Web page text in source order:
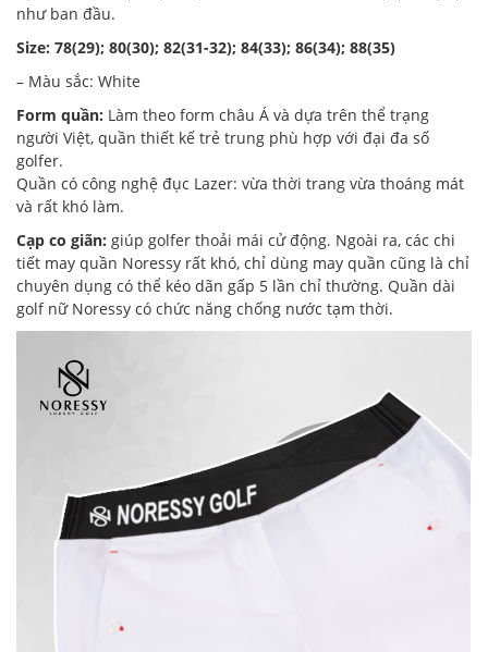
như ban đầu.
Size: 78(29); 80(30); 82(31-32); 84(33); 86(34); 88(35)
– Màu sắc: White
Form quần: Làm theo form châu Á và dựa trên thể trạng
người Việt, quần thiết kế trẻ trung phù hợp với đại đa số
golfer.
Quần có công nghệ đục Lazer: vừa thời trang vừa thoáng mát
và rất khó làm.
Cạp co giãn: giúp golfer thoải mái cử động. Ngoài ra, các chi
tiết may quần Noressy rất khó, chỉ dùng may quần cũng là chỉ
chuyên dụng có thể kéo dãn gấp 5 lần chỉ thường. Quần dài
golf nữ Noressy có chức năng chống nước tạm thời.